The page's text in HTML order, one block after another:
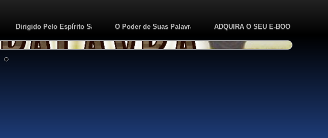
Dirigido Pelo Espírito Santo O Poder de Suas Palavras ADQUIRA O SEU E-BOOK